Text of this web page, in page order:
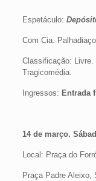
Espetáculo:
Com Cia.
Classificação: Livre.
Tragicomédia.
Ingressos: Entrada
14 de março.
Local: Praça do
Praça Padre Aleixo,